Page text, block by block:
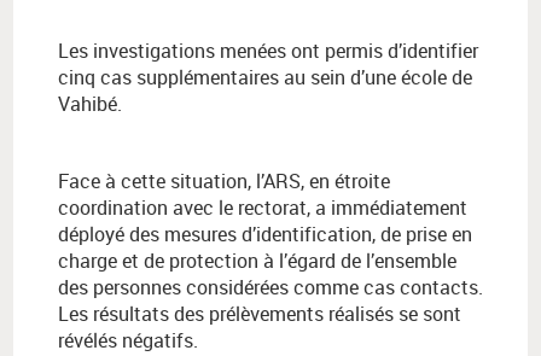
Les investigations menées ont permis d’identifier
cinq cas supplémentaires au sein d’une école de
Vahibé.
Face à cette situation, l’ARS, en étroite
coordination avec le rectorat, a immédiatement
déployé des mesures d’identification, de prise en
charge et de protection à l’égard de l’ensemble
des personnes considérées comme cas contacts.
Les résultats des prélèvements réalisés se sont
révélés négatifs.